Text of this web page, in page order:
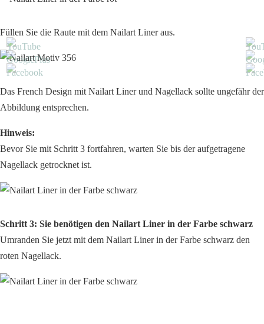
Füllen Sie die Raute mit dem Nailart Liner aus.
Das French Design mit Nailart Liner und Nagellack sollte ungefähr der
Abbildung entsprechen.
Hinweis:
Bevor Sie mit Schritt 3 fortfahren, warten Sie bis der aufgetragene
Nagellack getrocknet ist.
Schritt 3: Sie benötigen den Nailart Liner in der Farbe schwarz
Umranden Sie jetzt mit dem Nailart Liner in der Farbe schwarz den
roten Nagellack.